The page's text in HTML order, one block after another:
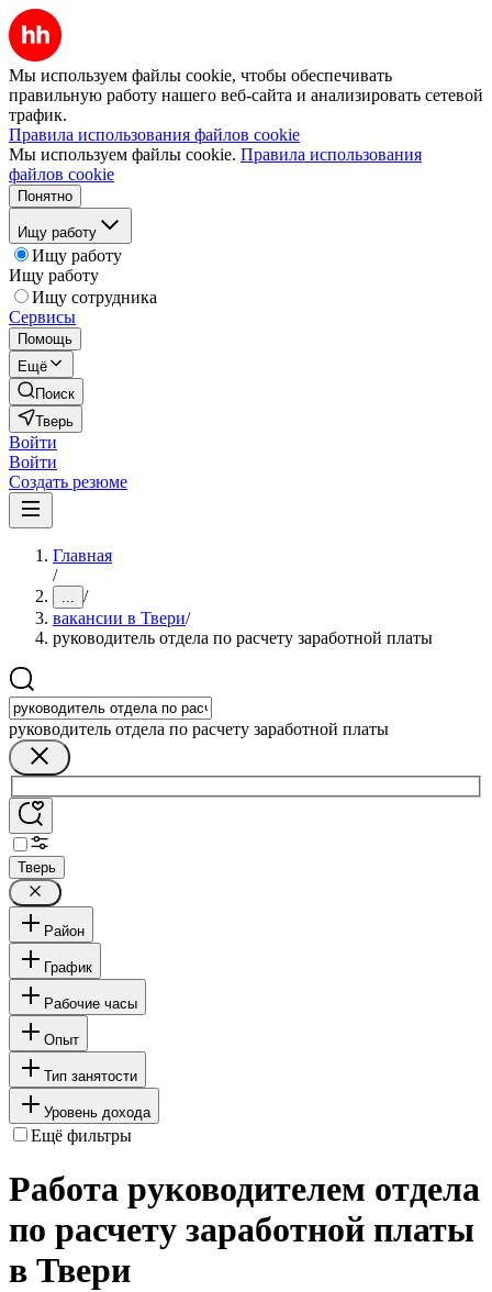
Мы используем файлы cookie, чтобы обеспечивать
правильную работу нашего веб-сайта и анализировать сетевой
трафик.
Правила использования файлов cookie
Мы используем файлы cookie. Правила использования
файлов cookie
Понятно
Ищу работу
Ищу работу
Ищу работу
Ищу сотрудника
Сервисы
Помощь
Ещё
Поиск
Тверь
Войти
Войти
Создать резюме
Главная
/
... /
вакансии в Твери/
руководитель отдела по расчету заработной платы
руководитель отдела по расчету заработной платы
Тверь
Район
График
Рабочие часы
Опыт
Тип занятости
Уровень дохода
Ещё фильтры
Работа руководителем отдела
по расчету заработной платы
в Твери